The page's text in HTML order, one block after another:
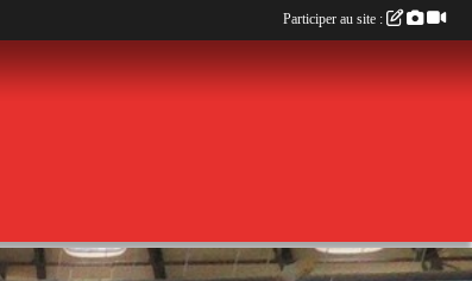
Participer au site :